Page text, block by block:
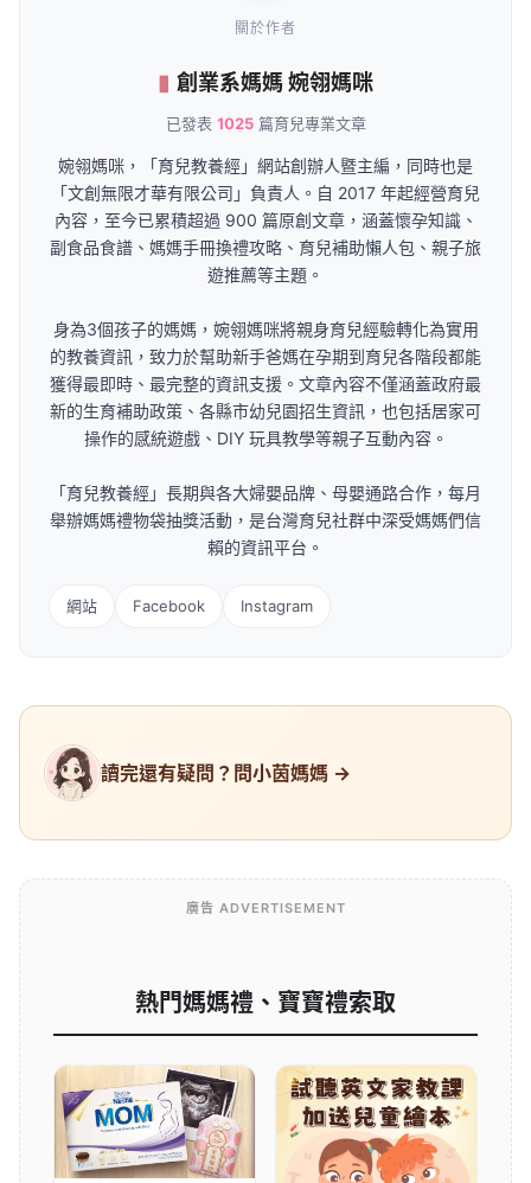
關於作者
創業系媽媽 婉翎媽咪
已發表 1025篇育兒專業文章
婉翎媽咪，「育兒教養經」網站創辦人暨主編，同時也是
「文創無限才華有限公司」負責人。自 2017 年起經營育兒
內容，至今已累積超過 900 篇原創文章，涵蓋懷孕知識、
副食品食譜、媽媽手冊換禮攻略、育兒補助懶人包、親子旅
遊推薦等主題。
身為3個孩子的媽媽，婉翎媽咪將親身育兒經驗轉化為實用
的教養資訊，致力於幫助新手爸媽在孕期到育兒各階段都能
獲得最即時、最完整的資訊支援。文章內容不僅涵蓋政府最
新的生育補助政策、各縣市幼兒園招生資訊，也包括居家可
操作的感統遊戲、DIY 玩具教學等親子互動內容。
「育兒教養經」長期與各大婦嬰品牌、母嬰通路合作，每月
舉辦媽媽禮物袋抽獎活動，是台灣育兒社群中深受媽媽們信
賴的資訊平台。
網站 Facebook Instagram
讀完還有疑問？問小茵媽媽 →
廣告 ADVERTISEMENT
熱門媽媽禮、寶寶禮索取